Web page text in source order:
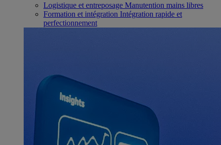
Logistique et entreposage Manutention mains libres
Formation et intégration Intégration rapide et
perfectionnement